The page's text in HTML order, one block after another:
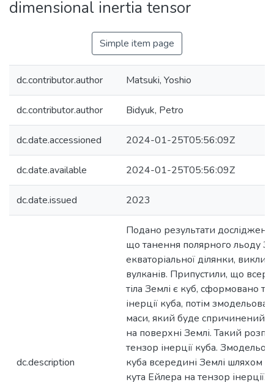
dimensional inertia tensor
Simple item page
dc.contributor.author Matsuki, Yoshio
dc.contributor.author Bidyuk, Petro
dc.date.accessioned 2024-01-25T05:56:09Z
dc.date.available 2024-01-25T05:56:09Z
dc.date.issued 2023
dc.description
Подано результати
що танення полярного льоду
екваторіальної ділянки,
вулканів. Припустили, що
тіла Землі є куб, сформовано
інерції куба, потім
маси, який буде спричинений
на поверхні Землі. Такий
тензор інерції куба.
куба всередині Землі шляхом
кута Ейлера на тензор інерції.